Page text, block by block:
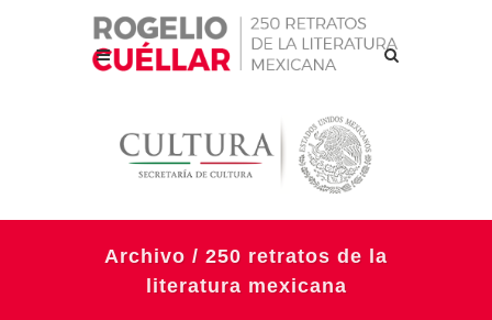
Archivo / 250 retratos de la
literatura mexicana